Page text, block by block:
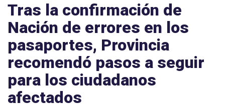
Tras la confirmación de
Nación de errores en los
pasaportes, Provincia
recomendó pasos a seguir
para los ciudadanos
afectados